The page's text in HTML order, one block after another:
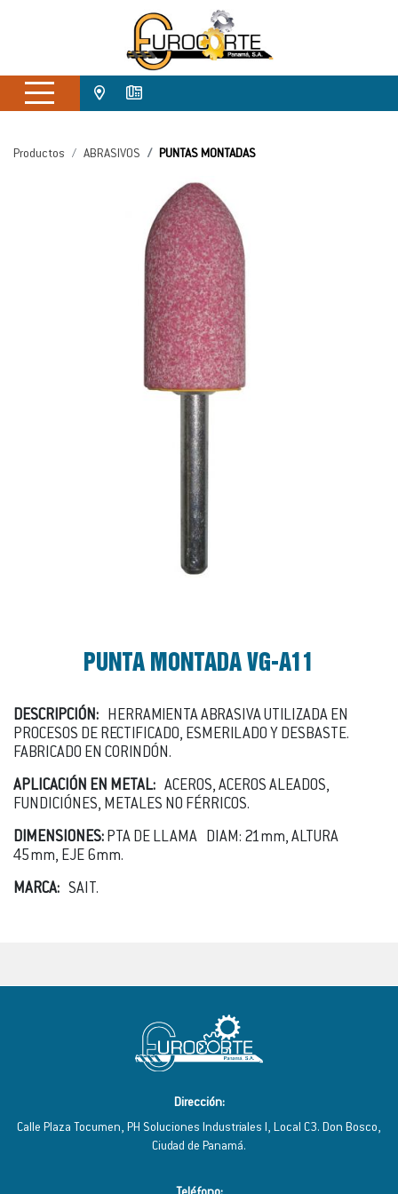
Productos ABRASIVOS PUNTAS MONTADAS
PUNTA MONTADA VG-A11
DESCRIPCIÓN: HERRAMIENTA ABRASIVA UTILIZADA EN
PROCESOS DE RECTIFICADO, ESMERILADO Y DESBASTE.
FABRICADO EN CORINDÓN.
APLICACIÓN EN METAL: ACEROS, ACEROS ALEADOS,
FUNDICIÓNES, METALES NO FÉRRICOS.
DIMENSIONES:PTA DE LLAMA DIAM: 21mm, ALTURA
45mm, EJE 6mm.
MARCA: SAIT.
Dirección:
Calle Plaza Tocumen, PH Soluciones Industriales I, Local C3. Don Bosco,
Ciudad de Panamá.